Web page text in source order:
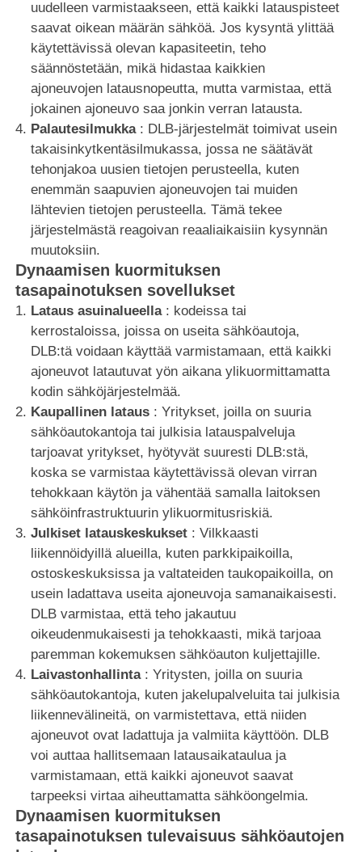
uudelleen varmistaakseen, että kaikki latauspisteet
saavat oikean määrän sähköä. Jos kysyntä ylittää
käytettävissä olevan kapasiteetin, teho
säännöstetään, mikä hidastaa kaikkien
ajoneuvojen latausnopeutta, mutta varmistaa, että
jokainen ajoneuvo saa jonkin verran latausta.
Palautesilmukka: DLB-järjestelmät toimivat usein
takaisinkytkentäsilmukassa, jossa ne säätävät
tehonjakoa uusien tietojen perusteella, kuten
enemmän saapuvien ajoneuvojen tai muiden
lähtevien tietojen perusteella. Tämä tekee
järjestelmästä reagoivan reaaliaikaisiin kysynnän
muutoksiin.
Dynaamisen kuormituksen
tasapainotuksen sovellukset
Lataus asuinalueella: kodeissa tai
kerrostaloissa, joissa on useita sähköautoja,
DLB:tä voidaan käyttää varmistamaan, että kaikki
ajoneuvot latautuvat yön aikana ylikuormittamatta
kodin sähköjärjestelmää.
Kaupallinen lataus: Yritykset, joilla on suuria
sähköautokantoja tai julkisia latauspalveluja
tarjoavat yritykset, hyötyvät suuresti DLB:stä,
koska se varmistaa käytettävissä olevan virran
tehokkaan käytön ja vähentää samalla laitoksen
sähköinfrastruktuurin ylikuormitusriskiä.
Julkiset latauskeskukset: Vilkkaasti
liikennöidyillä alueilla, kuten parkkipaikoilla,
ostoskeskuksissa ja valtateiden taukopaikoilla, on
usein ladattava useita ajoneuvoja samanaikaisesti.
DLB varmistaa, että teho jakautuu
oikeudenmukaisesti ja tehokkaasti, mikä tarjoaa
paremman kokemuksen sähköauton kuljettajille.
Laivastonhallinta: Yritysten, joilla on suuria
sähköautokantoja, kuten jakelupalveluita tai julkisia
liikennevälineitä, on varmistettava, että niiden
ajoneuvot ovat ladattuja ja valmiita käyttöön. DLB
voi auttaa hallitsemaan latausaikataulua ja
varmistamaan, että kaikki ajoneuvot saavat
tarpeeksi virtaa aiheuttamatta sähköongelmia.
Dynaamisen kuormituksen
tasapainotuksen tulevaisuus sähköautojen